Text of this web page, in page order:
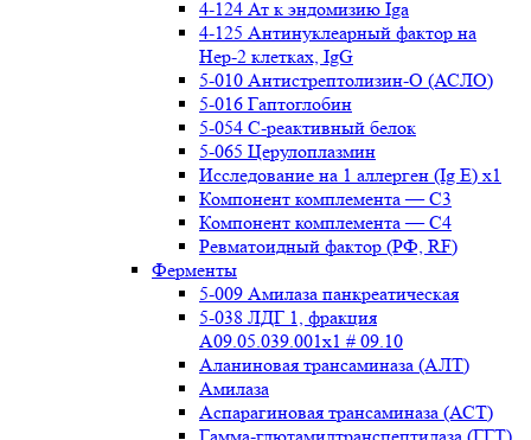
4-124 Ат к эндомизию Iga
4-125 Антинуклеарный фактор на
Нер-2 клетках, IgG
5-010 Антистрептолизин-О (АСЛО)
5-016 Гаптоглобин
5-054 С-реактивный белок
5-065 Церулоплазмин
Исследование на 1 аллерген (Ig E) x1
Компонент комплемента — С3
Компонент комплемента — С4
Ревматоидный фактор (РФ, RF)
Ферменты
5-009 Амилаза панкреатическая
5-038 ЛДГ 1, фракция
A09.05.039.001x1 # 09.10
Аланиновая трансаминаза (АЛТ)
Амилаза
Аспарагиновая трансаминаза (АСТ)